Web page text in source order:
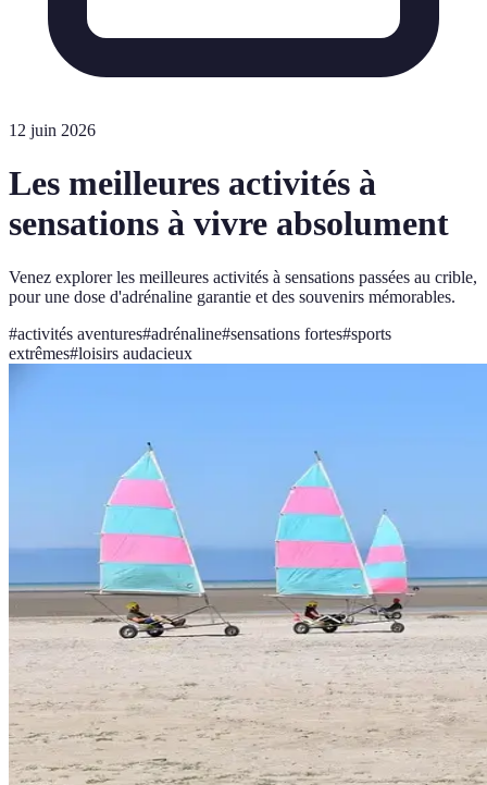
12 juin 2026
Les meilleures activités à
sensations à vivre absolument
Venez explorer les meilleures activités à sensations passées au crible,
pour une dose d'adrénaline garantie et des souvenirs mémorables.
#activités aventures#adrénaline#sensations fortes#sports
extrêmes#loisirs audacieux